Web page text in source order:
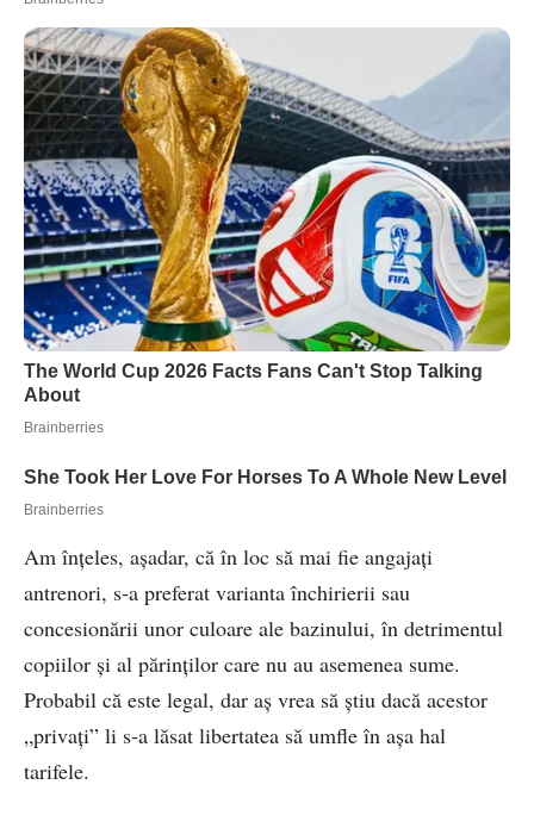
Am înţeles, aşadar, că în loc să mai fie angajaţi
antrenori, s-a preferat varianta închirierii sau
concesionării unor culoare ale bazinului, în detrimentul
copiilor şi al părinţilor care nu au asemenea sume.
Probabil că este legal, dar aş vrea să ştiu dacă acestor
„privaţi” li s-a lăsat libertatea să umfle în aşa hal
tarifele.